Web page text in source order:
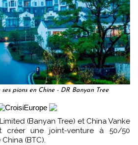
pions en Chine - DR Banyan Tree
créer une joint-venture à 50/50
(BTC).